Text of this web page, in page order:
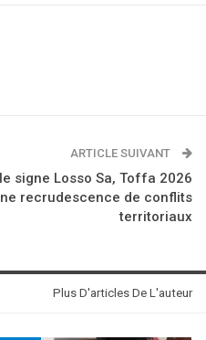
ARTICLE SUIVANT
signe Losso Sa, Toffa 2026
recrudescence de conflits
territoriaux
Plus D'articles De L'auteur